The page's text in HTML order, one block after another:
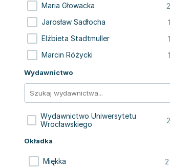
Maria Głowacka 2
Jarosław Sadłocha 1
Elżbieta Stadtmuller 1
Marcin Różycki 1
Wydawnictwo
Wydawnictwo Uniwersytetu
Wrocławskiego
2
Okładka
Miękka 2